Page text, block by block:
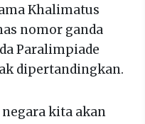
Khalimatus
nomor ganda
Paralimpiade
dipertandingkan.
kita akan